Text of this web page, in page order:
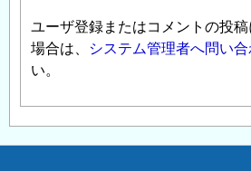
ユーザ登録またはコメントの投
場合は、
システム管理者へ問い
い。